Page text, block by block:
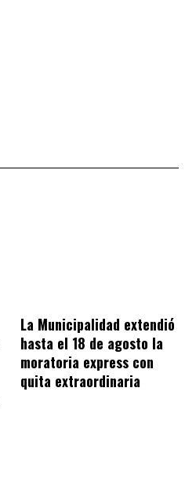
La Municipalidad extendió
hasta el 18 de agosto la
moratoria express con
quita extraordinaria